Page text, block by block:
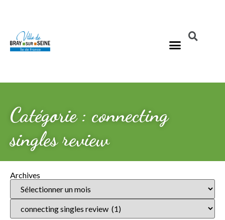
Catégorie : connecting
singles review
Archives